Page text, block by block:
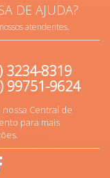
DE AJUDA?
atendentes.
3234-8319
99751-9624
nossa Central de
para mais